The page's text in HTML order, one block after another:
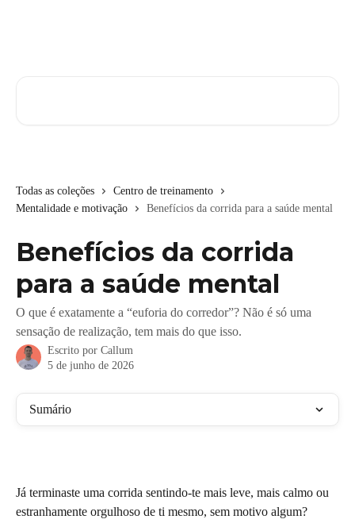
Todas as coleções
Centro de treinamento
Mentalidade e motivação
Benefícios da corrida para a saúde mental
Benefícios da corrida
para a saúde mental
O que é exatamente a “euforia do corredor”? Não é só uma
sensação de realização, tem mais do que isso.
Escrito por Callum
5 de junho de 2026
Sumário
Já terminaste uma corrida sentindo-te mais leve, mais calmo ou
estranhamente orgulhoso de ti mesmo, sem motivo algum?